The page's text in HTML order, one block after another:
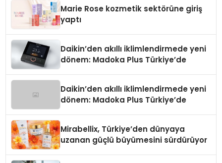
Marie Rose kozmetik sektörüne giriş
yaptı
Daikin’den akıllı iklimlendirmede yeni
dönem: Madoka Plus Türkiye’de
Daikin’den akıllı iklimlendirmede yeni
dönem: Madoka Plus Türkiye’de
Mirabellix, Türkiye’den dünyaya
uzanan güçlü büyümesini sürdürüyor